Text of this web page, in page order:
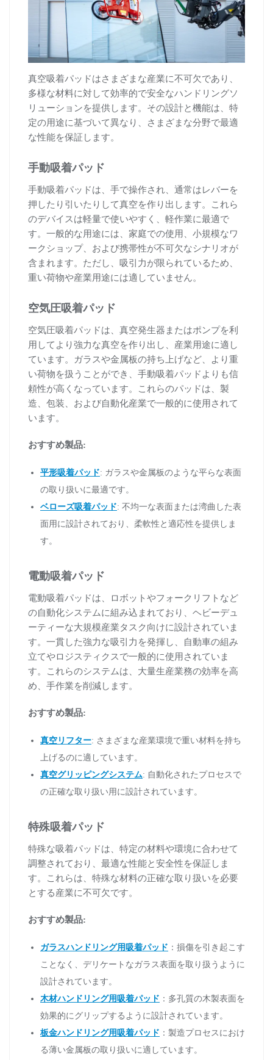
真空吸着パッドはさまざまな産業に不可欠であり、
多様な材料に対して効率的で安全なハンドリングソ
リューションを提供します。その設計と機能は、特
定の用途に基づいて異なり、さまざまな分野で最適
な性能を保証します。
手動吸着パッド
手動吸着パッドは、手で操作され、通常はレバーを
押したり引いたりして真空を作り出します。これら
のデバイスは軽量で使いやすく、軽作業に最適で
す。一般的な用途には、家庭での使用、小規模なワ
ークショップ、および携帯性が不可欠なシナリオが
含まれます。ただし、吸引力が限られているため、
重い荷物や産業用途には適していません。
空気圧吸着パッド
空気圧吸着パッドは、真空発生器またはポンプを利
用してより強力な真空を作り出し、産業用途に適し
ています。ガラスや金属板の持ち上げなど、より重
い荷物を扱うことができ、手動吸着パッドよりも信
頼性が高くなっています。これらのパッドは、製
造、包装、および自動化産業で一般的に使用されて
います。
おすすめ製品:
平形吸着パッド: ガラスや金属板のような平らな表面
の取り扱いに最適です。
ベローズ吸着パッド: 不均一な表面または湾曲した表
面用に設計されており、柔軟性と適応性を提供しま
す。
電動吸着パッド
電動吸着パッドは、ロボットやフォークリフトなど
の自動化システムに組み込まれており、ヘビーデュ
ーティーな大規模産業タスク向けに設計されていま
す。一貫した強力な吸引力を発揮し、自動車の組み
立てやロジスティクスで一般的に使用されていま
す。これらのシステムは、大量生産業務の効率を高
め、手作業を削減します。
おすすめ製品:
真空リフター: さまざまな産業環境で重い材料を持ち
上げるのに適しています。
真空グリッピングシステム: 自動化されたプロセスで
の正確な取り扱い用に設計されています。
特殊吸着パッド
特殊な吸着パッドは、特定の材料や環境に合わせて
調整されており、最適な性能と安全性を保証しま
す。これらは、特殊な材料の正確な取り扱いを必要
とする産業に不可欠です。
おすすめ製品:
ガラスハンドリング用吸着パッド ：損傷を引き起こす
ことなく、デリケートなガラス表面を取り扱うように
設計されています。
木材ハンドリング用吸着パッド ：多孔質の木製表面を
効果的にグリップするように設計されています。
板金ハンドリング用吸着パッド ：製造プロセスにおけ
る薄い金属板の取り扱いに適しています。